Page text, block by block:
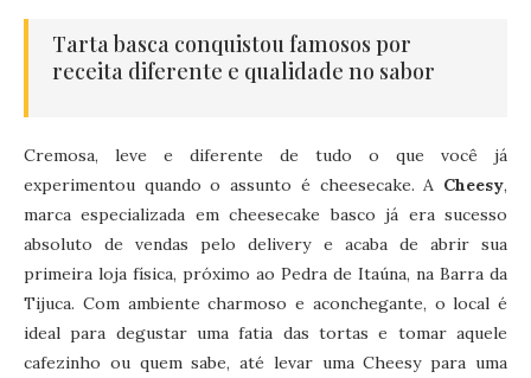
Tarta basca conquistou famosos por
receita diferente e qualidade no sabor
Cremosa, leve e diferente de tudo o que você já
experimentou quando o assunto é cheesecake. A Cheesy,
marca especializada em cheesecake basco já era sucesso
absoluto de vendas pelo delivery e acaba de abrir sua
primeira loja física, próximo ao Pedra de Itaúna, na Barra da
Tijuca. Com ambiente charmoso e aconchegante, o local é
ideal para degustar uma fatia das tortas e tomar aquele
cafezinho ou quem sabe, até levar uma Cheesy para uma